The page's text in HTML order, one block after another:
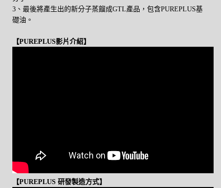
3、最後將產生出的新分子蒸餾成GTL產品，包含PUREPLUS基
礎油。
【PUREPLUS影片介紹】
【PUREPLUS 研發製造方式】